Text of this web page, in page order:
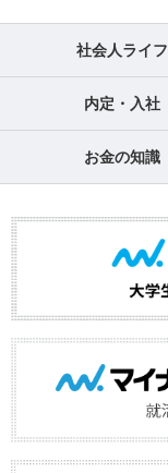
社会人ライフ
内定・入社
お金の知識